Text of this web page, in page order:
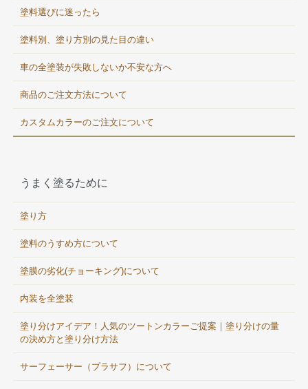
塗料選びに迷ったら
塗料別、塗り方別の見た目の違い
車の全塗装が失敗しないか不安な方へ
商品のご注文方法について
カスタムカラーのご注文について
うまく塗るために
塗り方
塗料のうすめ方について
塗膜の劣化(チョーキング)について
内装を全塗装
塗り分けアイデア！人気のツートンカラーご提案｜塗り分けの量
の決め方と塗り分け方法
サーフェーサー（プラサフ）について